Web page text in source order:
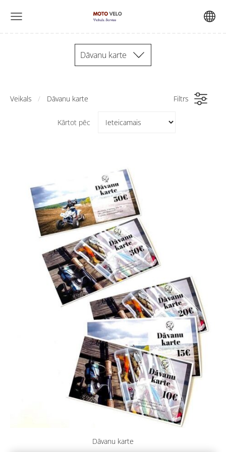
Dāvanu karte
Veikals Dāvanu karte Filtrs
Kārtot pēc
Dāvanu karte